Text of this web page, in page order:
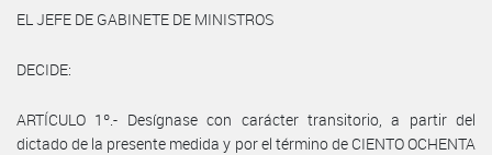
EL JEFE DE GABINETE DE MINISTROS
DECIDE:
ARTÍCULO 1º.- Desígnase con carácter transitorio, a partir del
dictado de la presente medida y por el término de CIENTO OCHENTA